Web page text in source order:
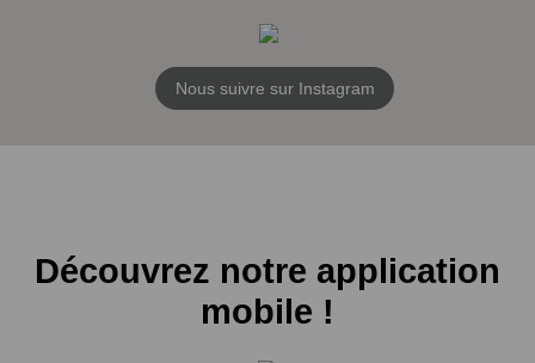
Nous suivre sur Instagram
Découvrez notre application
mobile !